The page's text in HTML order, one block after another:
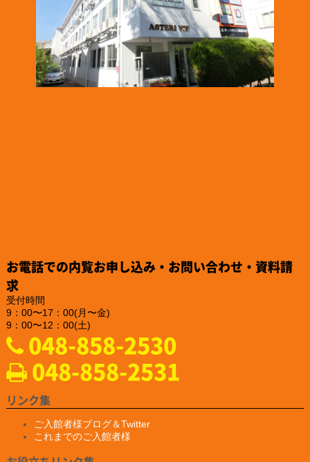
「株式会社テイコク」様のお知らせ
名古屋市ワーク・ライフ・バランス推進企業に認証されました。
https://www.teikoku-eng.co.jp/notice/9424/
2024.12.26
「株式会社NDTアドヴァンス」様のお知らせ
新製品の亀裂深度計『ET-28』の販売を、2025年2月10日に開始
されるそうです。
https://www.ndtadvance.com/info/info-et-28.html
2024.12.25
「株式会社NDTアドヴァンス」様のお知らせ
新製品 非破壊検査用ハンディブラックライト『IDX-550』の販
売を開始されました
https://www.ind-blacklight.jp/product/idx_550/
2024.12.20
「YAMAKI行政書士事務所様」様のお知らせ
ホームページがプレ公開されました。
https://yamaki–office.com/
2024.9.19
お電話での内覧お申し込み・お問い合わせ・資料請
求
受付時間
9：00〜17：00(月〜金)
9：00〜12：00(土)
048-858-2530
048-858-2531
リンク集
ご入館者様ブログ＆Twitter
これまでのご入館者様